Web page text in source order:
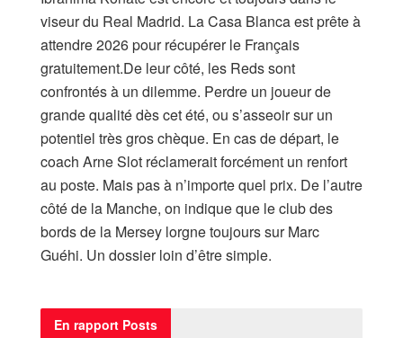
viseur du Real Madrid. La Casa Blanca est prête à
attendre 2026 pour récupérer le Français
gratuitement.De leur côté, les Reds sont
confrontés à un dilemme. Perdre un joueur de
grande qualité dès cet été, ou s’asseoir sur un
potentiel très gros chèque. En cas de départ, le
coach Arne Slot réclamerait forcément un renfort
au poste. Mais pas à n’importe quel prix. De l’autre
côté de la Manche, on indique que le club des
bords de la Mersey lorgne toujours sur Marc
Guéhi. Un dossier loin d’être simple.
En rapport Posts